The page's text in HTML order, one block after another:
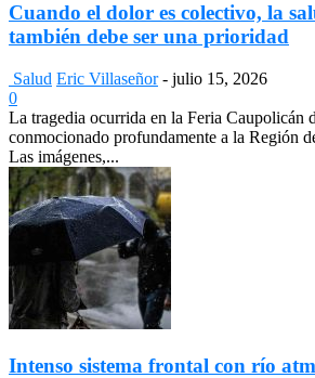
Cuando el dolor es colectivo, la
también debe ser una prioridad
Salud Eric Villaseñor - julio 15, 2026
0
La tragedia ocurrida en la Feria Caupolicán
conmocionado profundamente a la Región
Las imágenes,...
Intenso sistema frontal con río